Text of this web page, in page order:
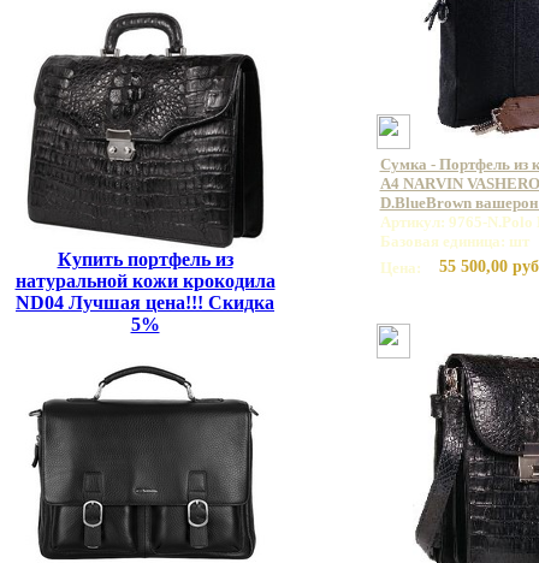
Купить портфель из
натуральной кожи крокодила
ND04 Лучшая цена!!! Скидка
5%
Сумка - Портфель из
А4 NARVIN
D.BlueBrown
Артикул: 9765-N.Polo
Базовая единица: шт
Цена:
55 500,00